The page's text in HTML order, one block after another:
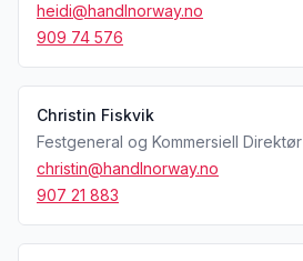
heidi@handlnorway.no
909 74 576
Christin Fiskvik
Festgeneral og Kommersiell Direktør
christin@handlnorway.no
907 21 883